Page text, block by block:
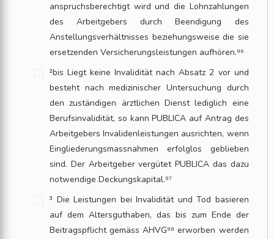
anspruchsberechtigt wird und die Lohnzahlungen
des Arbeitgebers durch Beendigung des
Anstellungsverhältnisses beziehungsweise die sie
ersetzenden Versicherungsleistungen aufhören.⁹⁶
²bis Liegt keine Invalidität nach Absatz 2 vor und
besteht nach medizinischer Untersuchung durch
den zuständigen ärztlichen Dienst lediglich eine
Berufsinvalidität, so kann PUBLICA auf Antrag des
Arbeitgebers Invalidenleistungen ausrichten, wenn
Eingliederungsmassnahmen erfolglos geblieben
sind. Der Arbeitgeber vergütet PUBLICA das dazu
notwendige Deckungskapital.⁹⁷
³ Die Leistungen bei Invalidität und Tod basieren
auf dem Altersguthaben, das bis zum Ende der
Beitragspflicht gemäss AHVG⁹⁸ erworben werden